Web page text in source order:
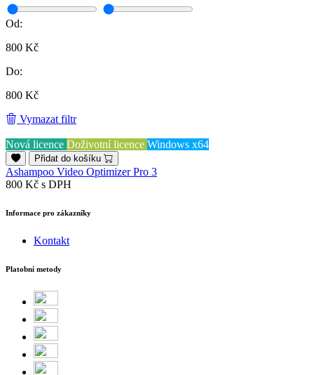
Od:
800 Kč
Do:
800 Kč
Vymazat filtr
Nová licence Doživotní licence Windows x64
Přidat do košíku
Ashampoo Video Optimizer Pro 3
800 Kč s DPH
Informace pro zákazníky
Kontakt
Platobní metody